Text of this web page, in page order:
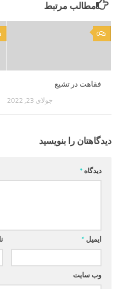
مطالب مرتبط
0
فقاهت در تشیع
جولای 23, 2022
دیدگاهتان را بنویسید
دیدگاه *
ایمیل *
وب‌ سایت